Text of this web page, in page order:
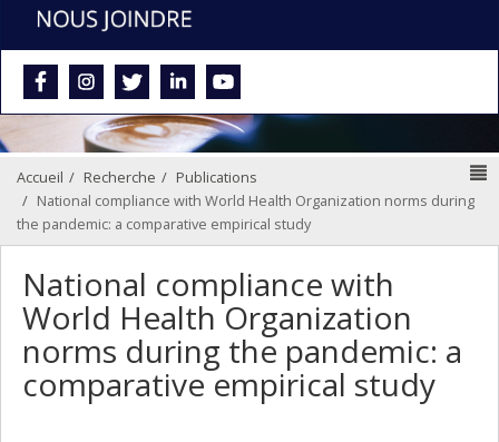
Accueil Recherche
Publications
National compliance with World Health Organization norms during
the pandemic: a comparative empirical study
National compliance with
World Health Organization
norms during the pandemic: a
comparative empirical study